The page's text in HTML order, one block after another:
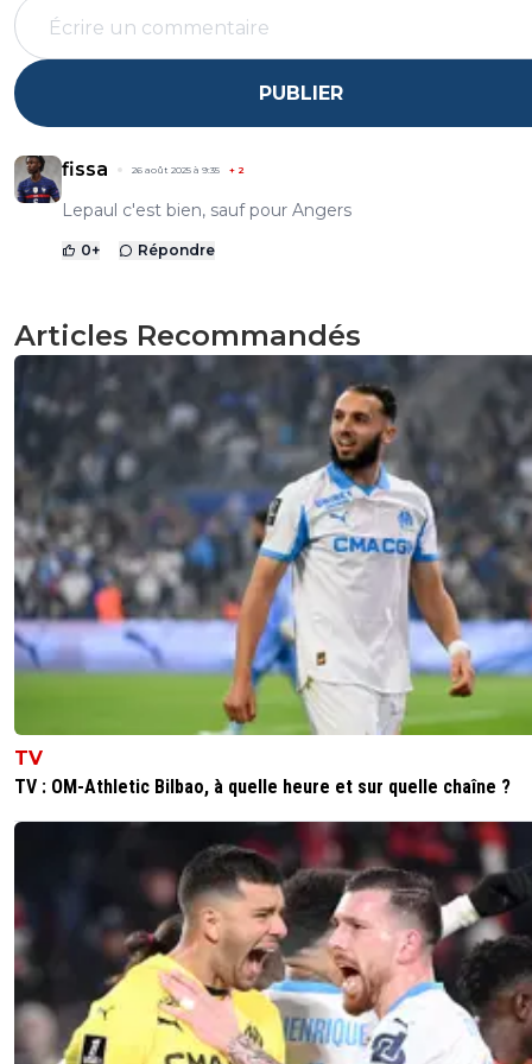
PUBLIER
fissa 26 août 2025 à 9:35 + 2
Lepaul c'est bien, sauf pour Angers
0+ Répondre
Articles Recommandés
TV
TV : OM-Athletic Bilbao, à quelle heure et sur quelle chaîne ?